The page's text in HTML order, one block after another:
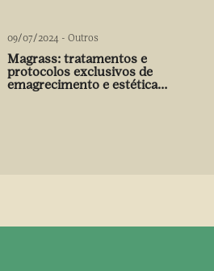
09/07/2024 - Outros
Magrass: tratamentos e
protocolos exclusivos de
emagrecimento e estética